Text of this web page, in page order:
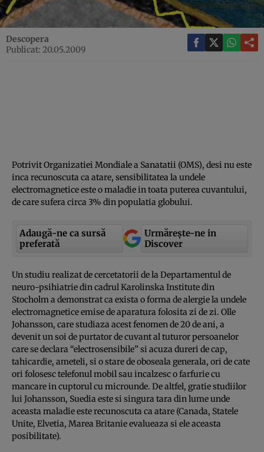
Descopera
Publicat: 20.05.2009
Potrivit Organizatiei Mondiale a Sanatatii (OMS), desi nu este
inca recunoscuta ca atare, sensibilitatea la undele
electromagnetice este o maladie in toata puterea cuvantului,
de care sufera circa 3% din populatia globului.
Adaugă-ne ca sursă
preferată
Urmărește-ne in
Discover
Un studiu realizat de cercetatorii de la Departamentul de
neuro-psihiatrie din cadrul Karolinska Institute din
Stocholm a demonstrat ca exista o forma de alergie la undele
electromagnetice emise de aparatura folosita zi de zi. Olle
Johansson, care studiaza acest fenomen de 20 de ani, a
devenit un soi de purtator de cuvant al tuturor persoanelor
care se declara “electrosensibile” si acuza dureri de cap,
tahicardie, ameteli, si o stare de oboseala generala, ori de cate
ori folosesc telefonul mobil sau incalzesc o farfurie cu
mancare in cuptorul cu microunde. De altfel, gratie studiilor
lui Johansson, Suedia este si singura tara din lume unde
aceasta maladie este recunoscuta ca atare (Canada, Statele
Unite, Elvetia, Marea Britanie evalueaza si ele aceasta
posibilitate).